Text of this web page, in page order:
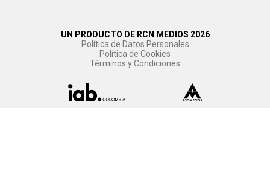
UN PRODUCTO DE RCN MEDIOS 2026
Política de Datos Personales
Política de Cookies
Términos y Condiciones